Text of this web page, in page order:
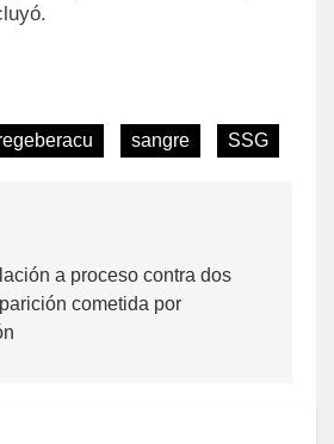
sangre SSG
a proceso contra dos
cometida por